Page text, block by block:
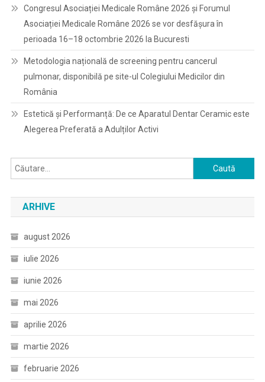
Congresul Asociației Medicale Române 2026 și Forumul
Asociației Medicale Române 2026 se vor desfășura în
perioada 16–18 octombrie 2026 la Bucuresti
Metodologia națională de screening pentru cancerul
pulmonar, disponibilă pe site-ul Colegiului Medicilor din
România
Estetică și Performanță: De ce Aparatul Dentar Ceramic este
Alegerea Preferată a Adulților Activi
Caută
după:
ARHIVE
august 2026
iulie 2026
iunie 2026
mai 2026
aprilie 2026
martie 2026
februarie 2026